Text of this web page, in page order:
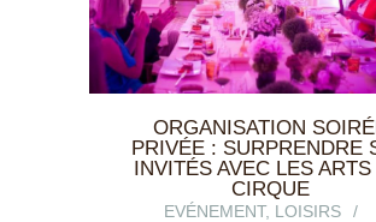
ORGANISATION
PRIVÉE : SURPRENDRE
INVITÉS AVEC LES ARTS
CIRQUE
EVÉNEMENT, LOISIRS